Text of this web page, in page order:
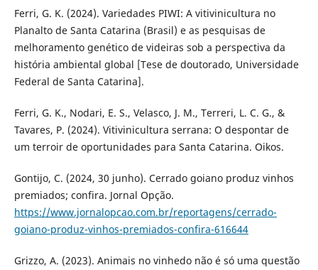
Ferri, G. K. (2024). Variedades PIWI: A vitivinicultura no
Planalto de Santa Catarina (Brasil) e as pesquisas de
melhoramento genético de videiras sob a perspectiva da
história ambiental global [Tese de doutorado, Universidade
Federal de Santa Catarina].
Ferri, G. K., Nodari, E. S., Velasco, J. M., Terreri, L. C. G., &
Tavares, P. (2024). Vitivinicultura serrana: O despontar de
um terroir de oportunidades para Santa Catarina. Oikos.
Gontijo, C. (2024, 30 junho). Cerrado goiano produz vinhos
premiados; confira. Jornal Opção.
https://www.jornalopcao.com.br/reportagens/cerrado-
goiano-produz-vinhos-premiados-confira-616644
Grizzo, A. (2023). Animais no vinhedo não é só uma questão